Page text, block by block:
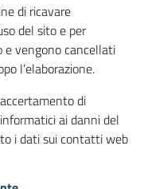
di ricavare
del sito e per
vengono cancellati
l’elaborazione.
di
ai danni del
i dati sui contatti web